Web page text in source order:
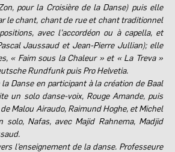
pour la Croisière de la Danse) puis elle
le chant, chant de rue et chant traditionnel
avec l’accordéon ou à capella, et
Jaussaud et Jean-Pierre Jullian); elle
« Faim sous la Chaleur » et « La Treva »
Rundfunk puis Pro Helvetia.
Danse en participant à la création de Baal
un solo danse-voix, Rouge Amande, puis
Malou Airaudo, Raimund Hoghe, et Michel
solo, Nafas, avec Majid Rahnema, Madjid
l’enseignement de la danse. Professeure